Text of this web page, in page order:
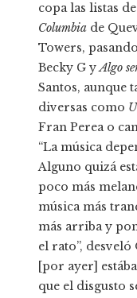
copa las listas
Columbia de
Towers,
Becky G yAlgo
Santos, aunque
diversas como
Fran Perea o
“La música
Alguno quizá
poco más
música más
más arriba y
el rato”, desveló
[por ayer]
que el disgusto